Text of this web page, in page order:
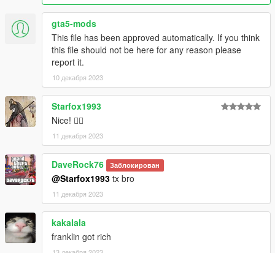
gta5-mods
This file has been approved automatically. If you think
this file should not be here for any reason please
report it.
10 декабря 2023
Starfox1993
Nice! 👍🏼
11 декабря 2023
DaveRock76 Заблокирован
@Starfox1993 tx bro
11 декабря 2023
kakalala
franklin got rich